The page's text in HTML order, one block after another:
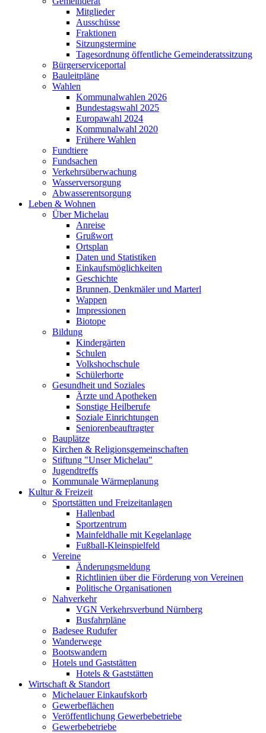
Mitglieder
Ausschüsse
Fraktionen
Sitzungstermine
Tagesordnung öffentliche Gemeinderatssitzung
Bürgerserviceportal
Bauleitpläne
Wahlen
Kommunalwahlen 2026
Bundestagswahl 2025
Europawahl 2024
Kommunalwahl 2020
Frühere Wahlen
Fundtiere
Fundsachen
Verkehrsüberwachung
Wasserversorgung
Abwasserentsorgung
Leben & Wohnen
Über Michelau
Anreise
Grußwort
Ortsplan
Daten und Statistiken
Einkaufsmöglichkeiten
Geschichte
Brunnen, Denkmäler und Marterl
Wappen
Impressionen
Biotope
Bildung
Kindergärten
Schulen
Volkshochschule
Schülerhorte
Gesundheit und Soziales
Ärzte und Apotheken
Sonstige Heilberufe
Soziale Einrichtungen
Seniorenbeauftragter
Bauplätze
Kirchen & Religionsgemeinschaften
Stiftung "Unser Michelau"
Jugendtreffs
Kommunale Wärmeplanung
Kultur & Freizeit
Sportstätten und Freizeitanlagen
Hallenbad
Sportzentrum
Mainfeldhalle mit Kegelanlage
Fußball-Kleinspielfeld
Vereine
Änderungsmeldung
Richtlinien über die Förderung von Vereinen
Politische Organisationen
Nahverkehr
VGN Verkehrsverbund Nürnberg
Busfahrpläne
Badesee Rudufer
Wanderwege
Bootswandern
Hotels und Gaststätten
Hotels & Gaststätten
Wirtschaft & Standort
Michelauer Einkaufskorb
Gewerbeflächen
Veröffentlichung Gewerbebetriebe
Gewerbebetriebe